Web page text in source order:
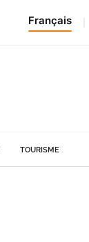
Français
TOURISME